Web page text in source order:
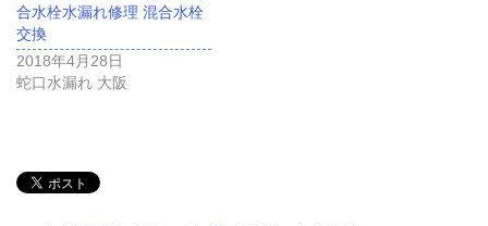
合水栓水漏れ修理 混合水栓
交換
2018年4月28日
蛇口水漏れ 大阪